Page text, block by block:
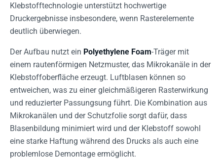
Klebstofftechnologie unterstützt hochwertige
Druckergebnisse insbesondere, wenn Rasterelemente
deutlich überwiegen.
Der Aufbau nutzt ein Polyethylene Foam-Träger mit
einem rautenförmigen Netzmuster, das Mikrokanäle in der
Klebstoffoberfläche erzeugt. Luftblasen können so
entweichen, was zu einer gleichmäßigeren Rasterwirkung
und reduzierter Passungsung führt. Die Kombination aus
Mikrokanälen und der Schutzfolie sorgt dafür, dass
Blasenbildung minimiert wird und der Klebstoff sowohl
eine starke Haftung während des Drucks als auch eine
problemlose Demontage ermöglicht.